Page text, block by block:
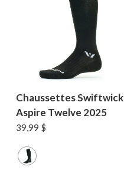
Chaussettes Swiftwick
Aspire Twelve 2025
39,99 $